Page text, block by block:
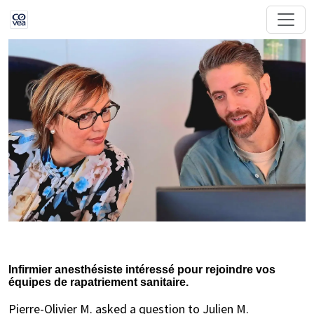
Infirmier anesthésiste intéressé pour rejoindre vos
équipes de rapatriement sanitaire.
Pierre-Olivier M. asked a question to Julien M.